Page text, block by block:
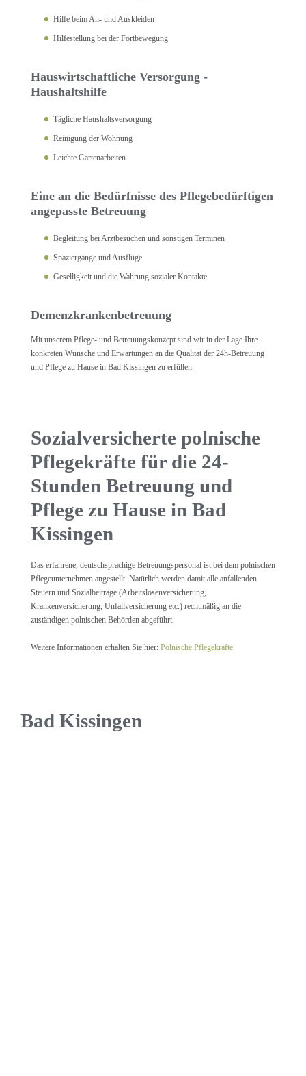
Hilfe beim An- und Auskleiden
Hilfestellung bei der Fortbewegung
Hauswirtschaftliche Versorgung -
Haushaltshilfe
Tägliche Haushaltsversorgung
Reinigung der Wohnung
Leichte Gartenarbeiten
Eine an die Bedürfnisse des Pflegebedürftigen
angepasste Betreuung
Begleitung bei Arztbesuchen und sonstigen Terminen
Spaziergänge und Ausflüge
Geselligkeit und die Wahrung sozialer Kontakte
Demenzkrankenbetreuung
Mit unserem Pflege- und Betreuungskonzept sind wir in der Lage Ihre
konkreten Wünsche und Erwartungen an die Qualität der 24h-Betreuung
und Pflege zu Hause in Bad Kissingen zu erfüllen.
Sozialversicherte polnische
Pflegekräfte für die 24-
Stunden Betreuung und
Pflege zu Hause in Bad
Kissingen
Das erfahrene, deutschsprachige Betreuungspersonal ist bei dem polnischen
Pflegeunternehmen angestellt. Natürlich werden damit alle anfallenden
Steuern und Sozialbeiträge (Arbeitslosenversicherung,
Krankenversicherung, Unfallversicherung etc.) rechtmäßig an die
zuständigen polnischen Behörden abgeführt.
Weitere Informationen erhalten Sie hier: Polnische Pflegekräfte
Bad Kissingen